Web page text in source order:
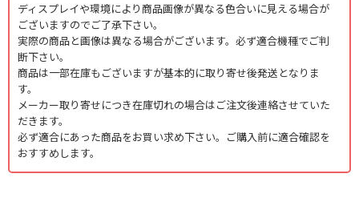
ディスプレイや環境により商品画像が異なる色合いに見える場合が
ございますのでご了承下さい。
実際の商品と画像は異なる場合がございます。必ず適合機種でご判
断下さい。
商品は一部在庫もございますが基本的に取り寄せ後発送となりま
す。
メーカー取り寄せにつき在庫切れの場合はご注文後連絡させていた
だきます。
必ず適合にあった商品をお買い求め下さい。ご購入前に適合確認を
おすすめします。